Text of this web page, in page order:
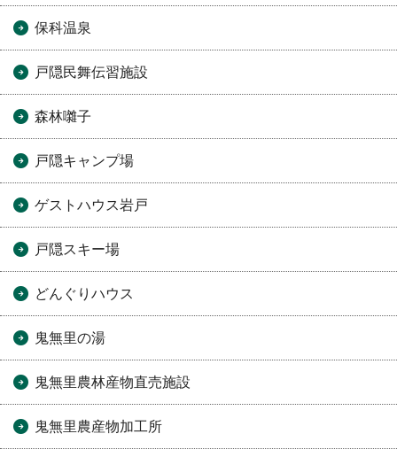
保科温泉
戸隠民舞伝習施設
森林囃子
戸隠キャンプ場
ゲストハウス岩戸
戸隠スキー場
どんぐりハウス
鬼無里の湯
鬼無里農林産物直売施設
鬼無里農産物加工所